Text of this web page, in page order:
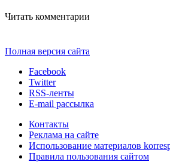
Читать комментарии
Полная версия сайта
Facebook
Twitter
RSS-ленты
E-mail рассылка
Контакты
Реклама на сайте
Использование материалов
Правила пользования сайтом